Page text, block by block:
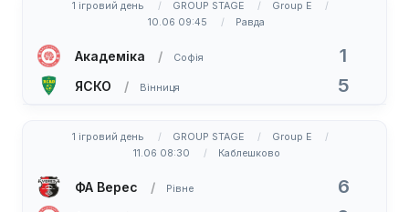
1 ігровий день GROUP STAGE
Group E
10.06 09:45
Равда
Академіка Софія 1
ЯСКО Вінниця 5
1 ігровий день GROUP STAGE
Group E
11.06 08:30
Каблешково
ФА Верес Рівне 6